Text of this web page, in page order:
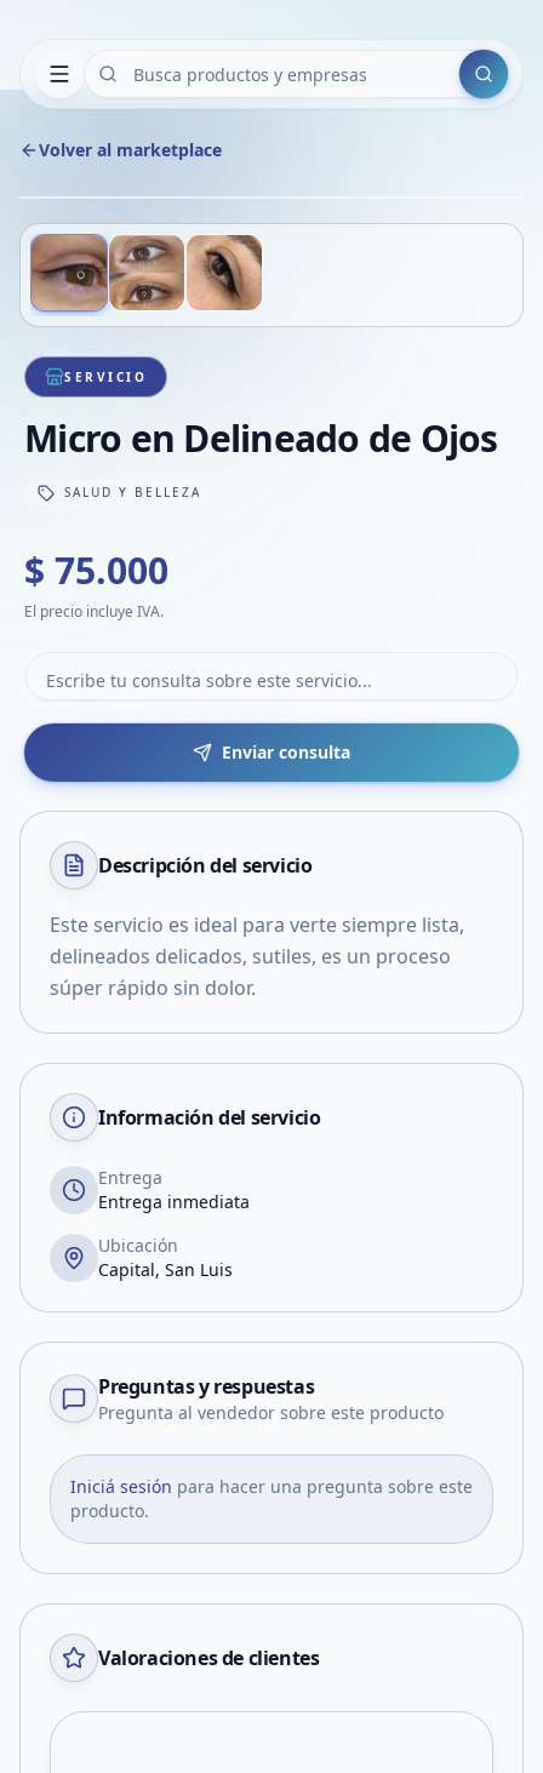
Buscar
Volver al marketplace
1/3
SERVICIO
Micro en Delineado de Ojos
SALUD Y BELLEZA
$ 75.000
El precio incluye IVA.
Enviar consulta
Descripción del servicio
Este servicio es ideal para verte siempre lista,
delineados delicados, sutiles, es un proceso
súper rápido sin dolor.
Información del servicio
Entrega
Entrega inmediata
Ubicación
Capital, San Luis
Preguntas y respuestas
Pregunta al vendedor sobre este producto
Iniciá sesión para hacer una pregunta sobre este
producto.
Valoraciones de clientes